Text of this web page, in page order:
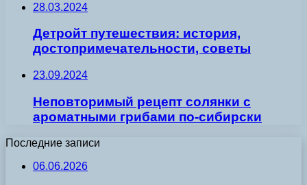
28.03.2024
Детройт путешествия: история,
достопримечательности, советы
23.09.2024
Неповторимый рецепт солянки с
ароматными грибами по-сибирски
Последние записи
06.06.2026